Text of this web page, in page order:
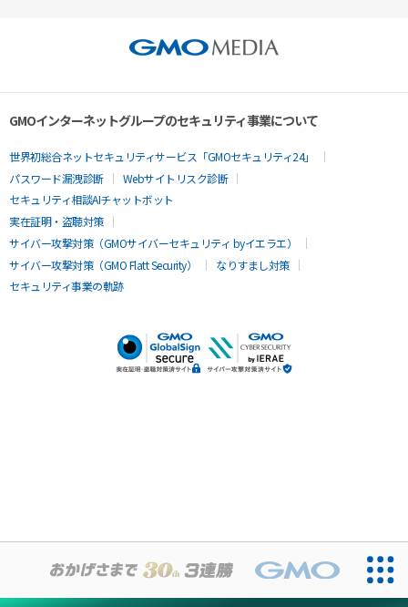
GMOインターネットグループのセキュリティ事業について
世界初総合ネットセキュリティサービス「GMOセキュリティ24」
パスワード漏洩診断
Webサイトリスク診断
セキュリティ相談AIチャットボット
実在証明・盗聴対策
サイバー攻撃対策（GMOサイバーセキュリティ byイエラエ）
サイバー攻撃対策（GMO Flatt Security）
なりすまし対策
セキュリティ事業の軌跡